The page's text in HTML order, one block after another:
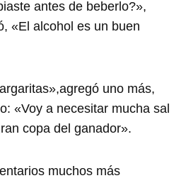
antes de beberlo?»,
«El alcohol es un buen
uno más,
«Voy a necesitar mucha sal
copa del ganador».
muchos más